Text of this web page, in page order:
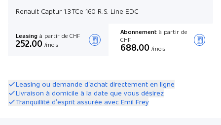
Renault Captur 1.3 TCe 160 R.S. Line EDC
Leasing à partir de CHF
252.00 /mois
Abonnement à partir de
CHF
688.00 /mois
Leasing ou demande d’achat directement en ligne
Livraison à domicile à la date que vous désirez
Tranquillité d’esprit assurée avec Emil Frey